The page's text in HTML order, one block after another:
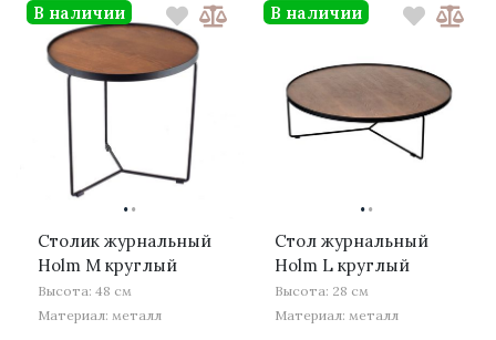
··
Столик журнальный
Holm M круглый
Высота: 48 см
Материал: металл
В наличии
··
Стол журнальный
Holm L круглый
Высота: 28 см
Материал: металл
В наличии